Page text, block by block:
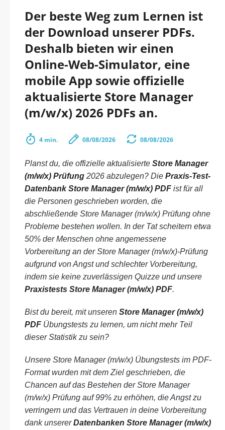
Der beste Weg zum Lernen ist
der Download unserer PDFs.
Deshalb bieten wir einen
Online-Web-Simulator, eine
mobile App sowie offizielle
aktualisierte Store Manager
(m/w/x) 2026 PDFs an.
4 min. 08/08/2026 08/08/2026
Planst du, die offizielle aktualisierte Store Manager
(m/w/x) Prüfung 2026 abzulegen? Die Praxis-Test-
Datenbank Store Manager (m/w/x) PDF ist für all
die Personen geschrieben worden, die
abschließende Store Manager (m/w/x) Prüfung ohne
Probleme bestehen wollen. In der Tat scheitern etwa
50% der Menschen ohne angemessene
Vorbereitung an der Store Manager (m/w/x)-Prüfung
aufgrund von Angst und schlechter Vorbereitung,
indem sie keine zuverlässigen Quizze und unsere
Praxistests Store Manager (m/w/x) PDF.
Bist du bereit, mit unseren Store Manager (m/w/x)
PDF Übungstests zu lernen, um nicht mehr Teil
dieser Statistik zu sein?
Unsere Store Manager (m/w/x) Übungstests im PDF-
Format wurden mit dem Ziel geschrieben, die
Chancen auf das Bestehen der Store Manager
(m/w/x) Prüfung auf 99% zu erhöhen, die Angst zu
verringern und das Vertrauen in deine Vorbereitung
dank unsererDatenbanken Store Manager (m/w/x)